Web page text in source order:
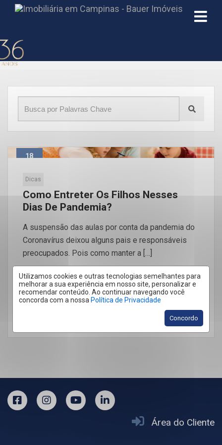
Início» Blog»pais
Utilizamos cookies e outras tecnologias semelhantes para
melhorar a sua experiência em nosso site, personalizar e
recomendar conteúdo. Ao continuar navegando você
concorda com a nossa Política de Privacidade
Concordo
18
Dicas
Como Entreter Os Filhos Nesses
Dias De Pandemia?
A suspensão das aulas por conta da pandemia do
Coronavírus deixou alguns pais e responsáveis
preocupados. Pois como manter a […]
Área do Cliente